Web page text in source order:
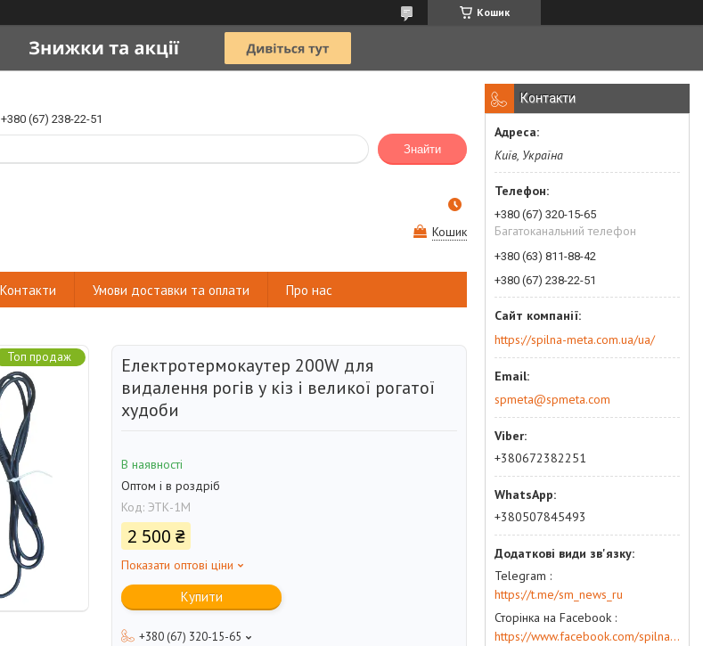
Кошик
+380 (67) 238-22-51
Знайти
Кошик
Контакти Умови доставки та оплати Про нас
Топ продаж
Електротермокаутер 200W для
видалення рогів у кіз і великої рогатої
худоби
В наявності
Оптом і в роздріб
Код: ЭТК-1М
2 500 ₴
Показати оптові ціни
Купити
+380 (67) 320-15-65
Контакти
Київ, Україна
+380 (67) 320-15-65
Багатоканальний телефон
+380 (63) 811-88-42
+380 (67) 238-22-51
https://spilna-meta.com.ua/ua/
spmeta@spmeta.com
+380672382251
+380507845493
Telegram
https://t.me/sm_news_ru
Сторінка на Facebook
https://www.facebook.com/spilna.meta